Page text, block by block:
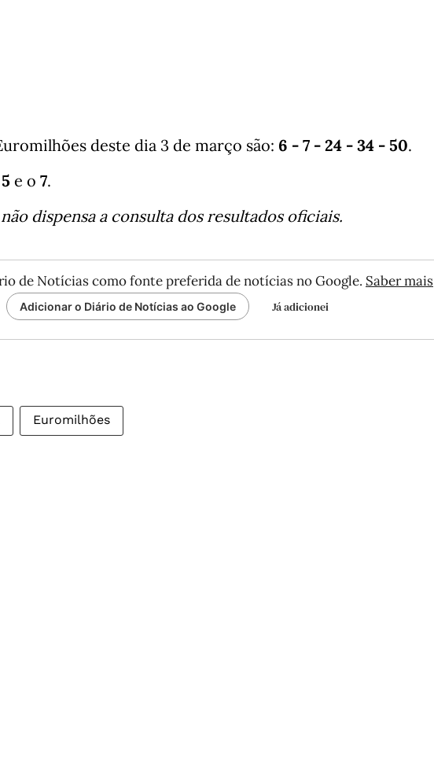
deste dia 3 de março são: 6 - 7 - 24 - 34 - 50.
5 e o 7.
dispensa a consulta dos resultados oficiais.
de Notícias como fonte preferida de notícias no Google. Saber mais
Adicionar o Diário de Notícias ao Google Já adicionei
Euromilhões